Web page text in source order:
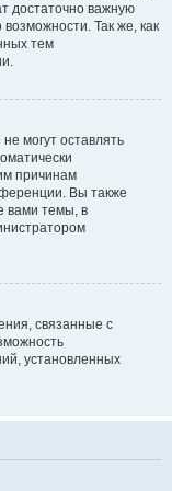
достаточно важную
Так же, как
тем
могут оставлять
причинам
Вы также
вами темы, в
связанные с
установленных